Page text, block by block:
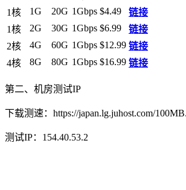
1核
1G 20G 1Gbps $4.49
链接
1核
2G 30G 1Gbps $6.99
链接
2核
4G 60G 1Gbps $12.99 链接
4核
8G 80G 1Gbps $16.99 链接
第二、机房测试IP
下载测速：https://japan.lg.juhost.com/
测试IP：154.40.53.2